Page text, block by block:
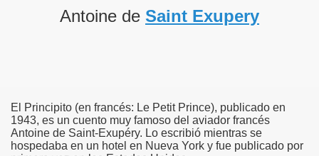
Antoine de Saint Exupery
El Principito (en francés: Le Petit Prince), publicado en
1943, es un cuento muy famoso del aviador francés
Antoine de Saint-Exupéry. Lo escribió mientras se
hospedaba en un hotel en Nueva York y fue publicado por